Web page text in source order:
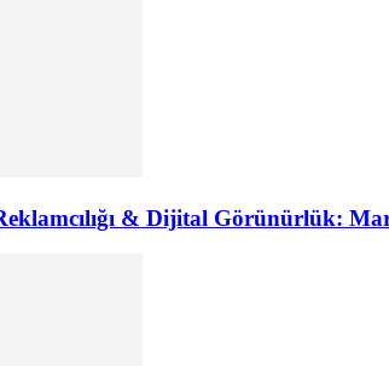
& Dijital Görünürlük: